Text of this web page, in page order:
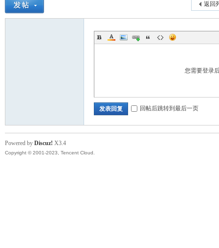
返回
您需要登录
发表回复 回帖后跳转到最后一页
Powered by Discuz! X3.4
Copyright © 2001-2023, Tencent Cloud.